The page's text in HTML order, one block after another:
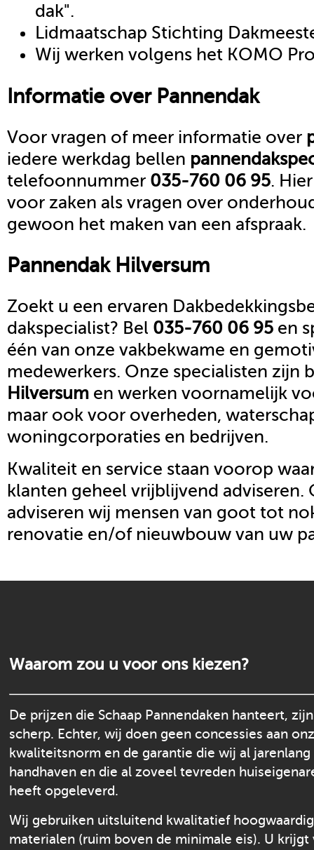
dak".
Lidmaatschap Stichting
Wij werken volgens het KOMO
Informatie over Pannendak
Voor vragen of meer informatie over
iedere werkdag bellen pannendak
telefoonnummer 035-760 06 95.
voor zaken als vragen over
gewoon het maken van een afspraak.
Pannendak Hilversum
Zoekt u een ervaren
dakspecialist? Bel 035-760 06 95 en
één van onze vakbekwame en
medewerkers. Onze specialisten zijn
Hilversum en werken voornamelijk
maar ook voor overheden,
woningcorporaties en bedrijven.
Kwaliteit en service staan voorop
klanten geheel vrijblijvend adviseren.
adviseren wij mensen van goot tot
renovatie en/of nieuwbouw van uw
Waarom zou u voor ons kiezen?
De prijzen die Schaap Pannendaken hanteert,
scherp. Echter, wij doen geen concessies aan
kwaliteitsnorm en de garantie die wij al jarenlang
handhaven en die al zoveel tevreden
heeft opgeleverd.
Wij gebruiken uitsluitend kwalitatief
materialen (ruim boven de minimale eis). U krijgt